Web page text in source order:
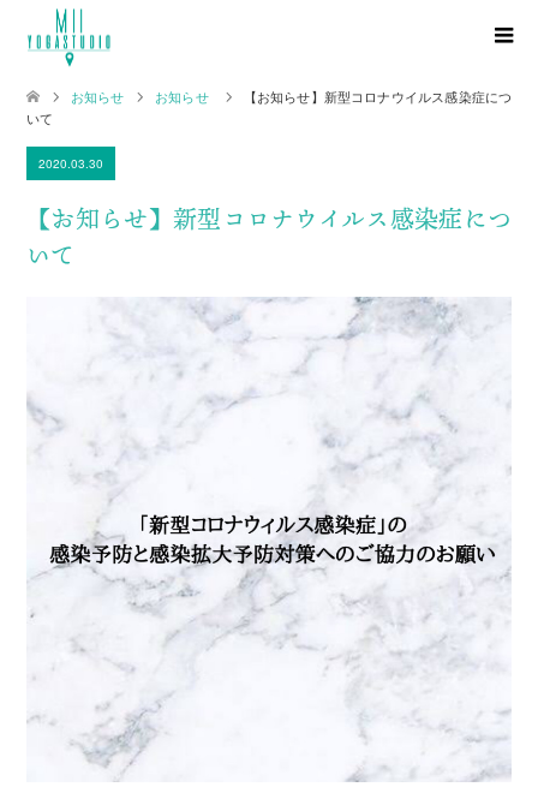
お知らせ お知らせ
【お知らせ】新型コロナウイルス感染症につ
いて
2020.03.30
【お知らせ】新型コロナウイルス感染症につ
いて